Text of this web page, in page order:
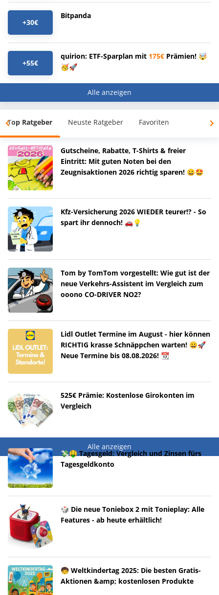
+30€
Bitpanda
+55€
quirion: ETF-Sparplan mit 175€ Prämien! 🤯
🥳🚀
Alle anzeigen
Top Ratgeber Neuste Ratgeber Favoriten
Gutscheine, Rabatte, T-Shirts & freier
Eintritt: Mit guten Noten bei den
Zeugnisaktionen 2026 richtig sparen! 😀🤩
Kfz-Versicherung 2026 WIEDER teurer!? - So
spart ihr dennoch! 🚗💡
Tom by TomTom vorgestellt: Wie gut ist der
neue Verkehrs-Assistent im Vergleich zum
ooono CO-DRIVER NO2?
Lidl Outlet Termine im August - hier können
RICHTIG krasse Schnäppchen warten! 😀🚀
Neue Termine bis 08.08.2026! 📆
525€ Prämie: Kostenlose Girokonten im
Vergleich
Alle anzeigen
💸🤑 Tagesgeld: Vergleich und Zinsen fürs
Tagesgeldkonto
🎲 Die neue Toniebox 2 mit Tonieplay: Alle
Features - ab heute erhältlich!
🧒 Weltkindertag 2025: Die besten Gratis-
Aktionen &amp; kostenlosen Produkte